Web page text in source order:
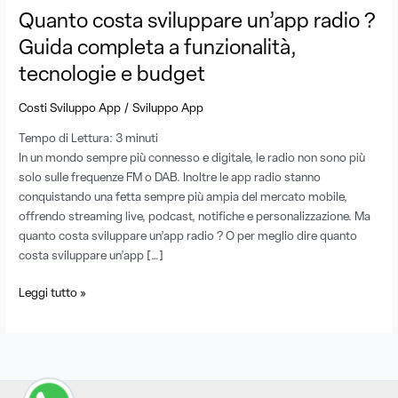
Quanto costa sviluppare un’app radio ?
Guida completa a funzionalità,
tecnologie e budget
Costi Sviluppo App /Sviluppo App
Tempo di Lettura:3 minuti
In un mondo sempre più connesso e digitale, le radio non sono più
solo sulle frequenze FM o DAB. Inoltre le app radio stanno
conquistando una fetta sempre più ampia del mercato mobile,
offrendo streaming live, podcast, notifiche e personalizzazione. Ma
quanto costa sviluppare un’app radio ? O per meglio dire quanto
costa sviluppare un’app […]
funzionalità,
e
budget
Leggi tutto »